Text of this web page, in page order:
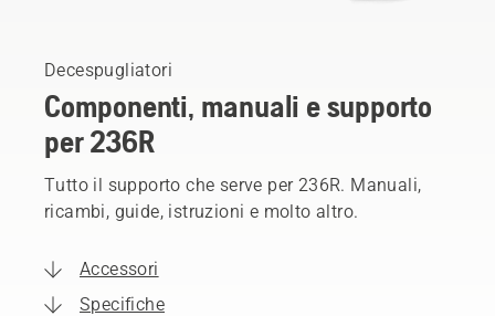
Decespugliatori
Componenti, manuali e supporto
per 236R
Tutto il supporto che serve per 236R. Manuali,
ricambi, guide, istruzioni e molto altro.
Accessori
Specifiche